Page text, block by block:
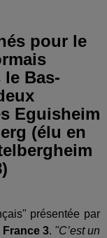
pour le
Bas-
Eguisheim
(élu en
présentée par
3. "C’est un